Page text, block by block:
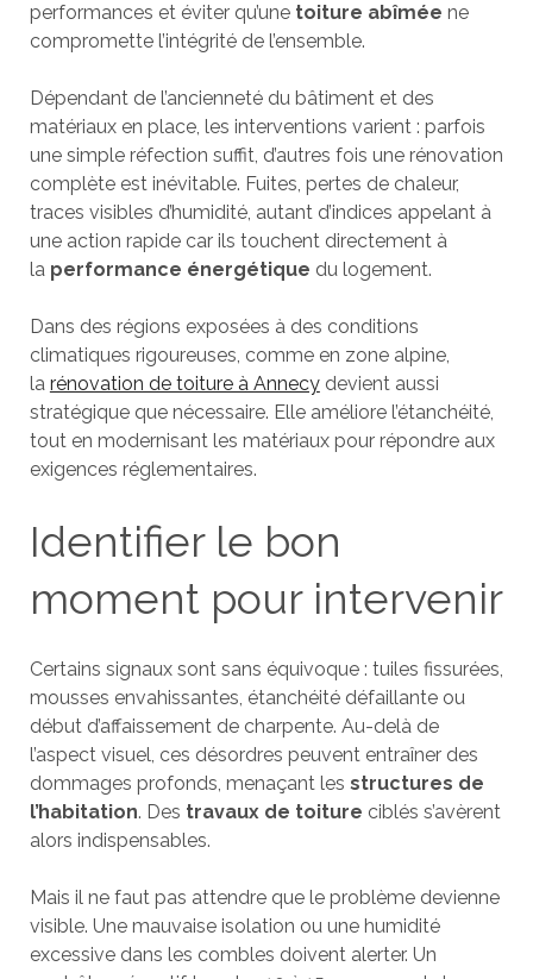
performances et éviter qu’une toiture abîmée ne
compromette l’intégrité de l’ensemble.
Dépendant de l’ancienneté du bâtiment et des
matériaux en place, les interventions varient : parfois
une simple réfection suffit, d’autres fois une rénovation
complète est inévitable. Fuites, pertes de chaleur,
traces visibles d’humidité, autant d’indices appelant à
une action rapide car ils touchent directement à
la performance énergétique du logement.
Dans des régions exposées à des conditions
climatiques rigoureuses, comme en zone alpine,
la rénovation de toiture à Annecydevient aussi
stratégique que nécessaire. Elle améliore l’étanchéité,
tout en modernisant les matériaux pour répondre aux
exigences réglementaires.
Identifier le bon
moment pour intervenir
Certains signaux sont sans équivoque : tuiles fissurées,
mousses envahissantes, étanchéité défaillante ou
début d’affaissement de charpente. Au-delà de
l’aspect visuel, ces désordres peuvent entraîner des
dommages profonds, menaçant les structures de
l’habitation. Des travaux de toiture ciblés s’avèrent
alors indispensables.
Mais il ne faut pas attendre que le problème devienne
visible. Une mauvaise isolation ou une humidité
excessive dans les combles doivent alerter. Un